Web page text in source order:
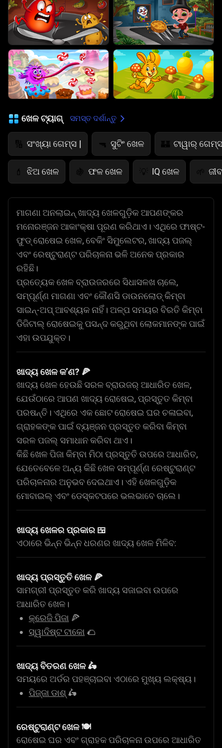
ଖେଳ ଟ୍ୟାଗ୍ ସମସ୍ତ ଦର୍ଶାନ୍ତୁ
🔢 ସଂଖ୍ୟା ଗେମ୍ସ | 🔫 ସୁଟିଂ ଖେଳ 🏰 ଟାୱାର୍
💄 ଝିଅ ଖେଳ 🍇 ଫଳ ଖେଳ 💡 IQ ଖେଳ 🌱
ମାଗଣା ଅନଲାଇନ୍ ଖାଦ୍ୟ ଖେଳଗୁଡ଼ିକ ଆପଣଙ୍କର
ମନୋରଞ୍ଜନ ଆକାଂକ୍ଷା ପୂରଣ କରିଥାଏ। ଏଥିରେ ଫାଷ୍ଟ-
ଫୁଡ୍ ରୋଷେଇ ଖେଳ, ବେକିଂ ସିମୁଲେଟର, ଖାଦ୍ୟ ପଜଲ୍
ଏବଂ ରେଷ୍ଟୁରାଣ୍ଟ ପରିଚାଳନା ଭଳି ଅନେକ ପ୍ରକାର
ରହିଛି।
ପ୍ରତ୍ୟେକ ଖେଳ ବ୍ରାଉଜରରେ ସିଧାସଳଖ ଚାଲେ,
ସମ୍ପୂର୍ଣ୍ଣ ମାଗଣା ଏବଂ କୌଣସି ଡାଉନଲୋଡ୍ କିମ୍ବା
ସାଇନ୍-ଅପ୍ ଆବଶ୍ୟକ ନାହିଁ। ଅଳ୍ପ ସମୟର ବିରତି କିମ୍ବା
ଡିଜିଟାଲ୍ ରୋଷେଇକୁ ପସନ୍ଦ କରୁଥିବା ଲୋକମାନଙ୍କ ପାଇଁ
ଏହା ଉପଯୁକ୍ତ।
ଖାଦ୍ୟ ଖେଳ କ’ଣ? 🍕
ଖାଦ୍ୟ ଖେଳ ହେଉଛି ସରଳ ବ୍ରାଉଜର୍ ଆଧାରିତ ଖେଳ,
ଯେଉଁଠାରେ ଆପଣ ଖାଦ୍ୟ ରୋଷେଇ, ପ୍ରସ୍ତୁତ କିମ୍ବା
ପରଷନ୍ତି। ଏଥିରେ ଏକ ଛୋଟ ରୋଷେଇ ଘର ଚଳାଇବା,
ଗ୍ରାହକଙ୍କ ପାଇଁ ବ୍ୟଞ୍ଜନ ପ୍ରସ୍ତୁତ କରିବା କିମ୍ବା
ସରଳ ପଜଲ୍ ସମାଧାନ କରିବା ଥାଏ।
କିଛି ଖେଳ ପିଜା କିମ୍ବା ମିଠା ପ୍ରସ୍ତୁତି ଉପରେ ଆଧାରିତ,
ଯେତେବେଳେ ଅନ୍ୟ କିଛି ଖେଳ ସମ୍ପୂର୍ଣ୍ଣ ରେଷ୍ଟୁରାଣ୍ଟ
ପରିଚାଳନାର ଅନୁଭବ ଦେଇଥାଏ। ଏହି ଖେଳଗୁଡ଼ିକ
ମୋବାଇଲ୍ ଏବଂ ଡେସ୍କଟପରେ ଭଲଭାବେ ଚାଲେ।
ଖାଦ୍ୟ ଖେଳର ପ୍ରକାର 🍱
ଏଠାରେ ଭିନ୍ନ ଭିନ୍ନ ଧରଣର ଖାଦ୍ୟ ଖେଳ ମିଳିବ:
ଖାଦ୍ୟ ପ୍ରସ୍ତୁତି ଖେଳ 🍕
ସାମଗ୍ରୀ ପ୍ରସ୍ତୁତ କରି ଖାଦ୍ୟ ସଜାଇବା ଉପରେ
ଆଧାରିତ ଖେଳ।
କ୍ରେଜି ପିଜା 🍕
ସ୍ୱାଦିଷ୍ଟ ଟାକୋ 🌮
ଖାଦ୍ୟ ବିତରଣ ଖେଳ 🛵
ସମୟରେ ଅର୍ଡର ପହଞ୍ଚାଇବା ଏଠାରେ ମୁଖ୍ୟ ଲକ୍ଷ୍ୟ।
ପିଜ୍ଜା ଡାଶ୍ 🛵
ରେଷ୍ଟୁରାଣ୍ଟ ଖେଳ 🍽️
ରୋଷେଇ ଘର ଏବଂ ଗ୍ରାହକ ପରିଚାଳନା ଉପରେ ଆଧାରିତ